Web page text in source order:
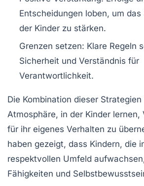
Entscheidungen loben, um
der Kinder zu stärken.
Grenzen setzen: Klare Regeln
Sicherheit und Verständnis für
Verantwortlichkeit.
Die Kombination dieser
Atmosphäre, in der Kinder lernen,
für ihr eigenes Verhalten zu
haben gezeigt, dass Kindern, die
respektvollen Umfeld
Fähigkeiten und